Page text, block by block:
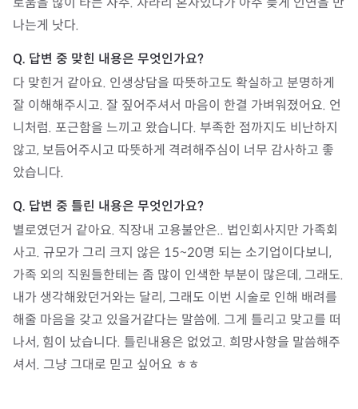
나는게 낫다.
다 맞힌거 같아요. 인생상담을 따뜻하고도 확실하고 분명하게
잘 이해해주시고. 잘 짚어주셔서 마음이 한결 가벼워졌어요. 언
니처럼. 포근함을 느끼고 왔습니다. 부족한 점까지도 비난하지
않고, 보듬어주시고 따뜻하게 격려해주심이 너무 감사하고 좋
았습니다.
별로였던거 같아요. 직장내 고용불안은.. 법인회사지만 가족회
사고. 규모가 그리 크지 않은 15~20명 되는 소기업이다보니,
가족 외의 직원들한테는 좀 많이 인색한 부분이 많은데, 그래도.
내가 생각해왔던거와는 달리, 그래도 이번 시술로 인해 배려를
해줄 마음을 갖고 있을거같다는 말씀에. 그게 틀리고 맞고를 떠
나서, 힘이 났습니다. 틀린내용은 없었고. 희망사항을 말씀해주
셔서. 그냥 그대로 믿고 싶어요 ㅎㅎ